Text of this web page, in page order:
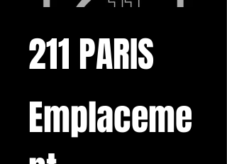
211 PARIS
Emplaceme